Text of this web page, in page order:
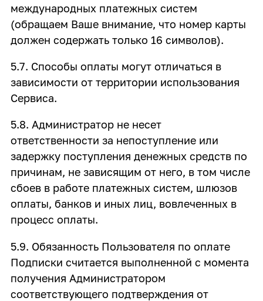
международных платежных систем
(обращаем Ваше внимание, что номер карты
должен содержать только 16 символов).
5.7. Способы оплаты могут отличаться в
зависимости от территории использования
Сервиса.
5.8. Администратор не несет
ответственности за непоступление или
задержку поступления денежных средств по
причинам, не зависящим от него, в том числе
сбоев в работе платежных систем, шлюзов
оплаты, банков и иных лиц, вовлеченных в
процесс оплаты.
5.9. Обязанность Пользователя по оплате
Подписки считается выполненной с момента
получения Администратором
соответствующего подтверждения от